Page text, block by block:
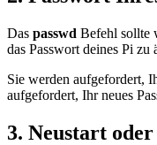
Das passwd Befehl sollte
das Passwort deines Pi zu
Sie werden aufgefordert,
aufgefordert, Ihr neues
3. Neustart